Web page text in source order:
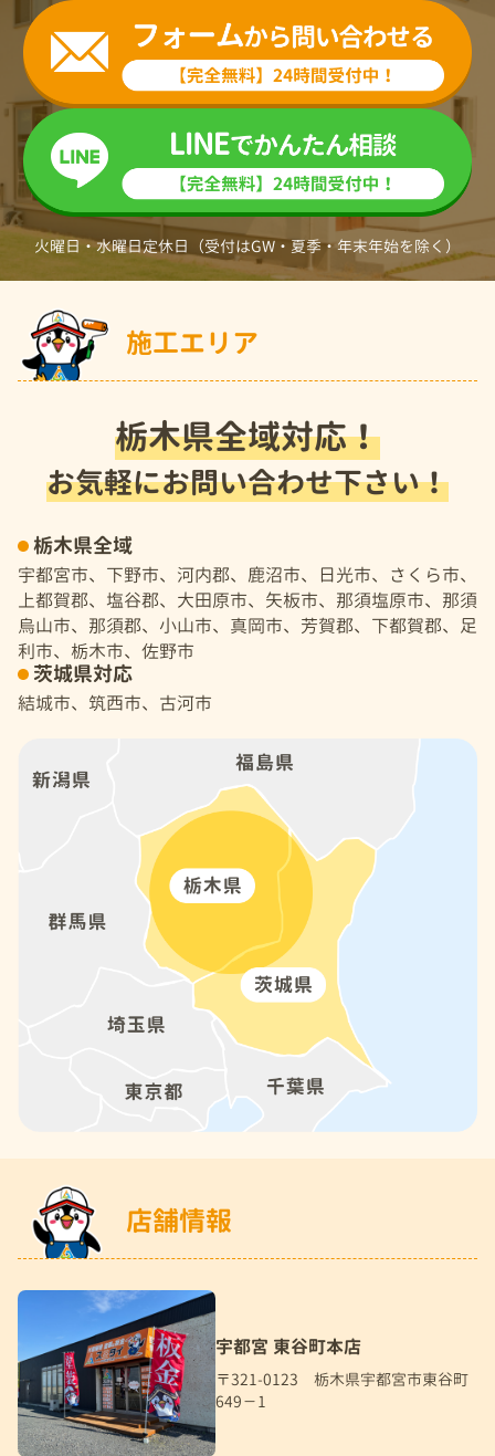
火曜日・水曜日定休日（受付はGW・夏季・年末年始を除く）
施工エリア
栃木県全域対応！
お気軽にお問い合わせ下さい！
栃木県全域
宇都宮市、下野市、河内郡、鹿沼市、日光市、さくら市、
上都賀郡、塩谷郡、大田原市、矢板市、那須塩原市、那須
烏山市、那須郡、小山市、真岡市、芳賀郡、下都賀郡、足
利市、栃木市、佐野市
茨城県対応
結城市、筑西市、古河市
店舗情報
宇都宮 東谷町本店
〒321-0123 栃木県宇都宮市東谷町
649－1